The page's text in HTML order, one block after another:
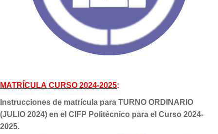
MATRÍCULA CURSO 2024-2025:
Instrucciones de matrícula para TURNO ORDINARIO
(JULIO 2024) en el CIFP Politécnico para el Curso 2024-
2025.